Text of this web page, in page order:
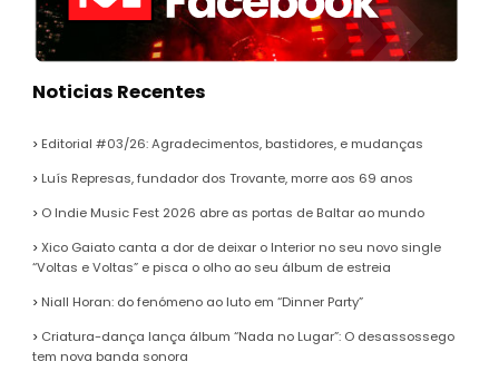
Noticias Recentes
Editorial #03/26: Agradecimentos, bastidores, e mudanças
Luís Represas, fundador dos Trovante, morre aos 69 anos
O Indie Music Fest 2026 abre as portas de Baltar ao mundo
Xico Gaiato canta a dor de deixar o Interior no seu novo single
“Voltas e Voltas” e pisca o olho ao seu álbum de estreia
Niall Horan: do fenómeno ao luto em “Dinner Party”
Criatura-dança lança álbum “Nada no Lugar”: O desassossego
tem nova banda sonora